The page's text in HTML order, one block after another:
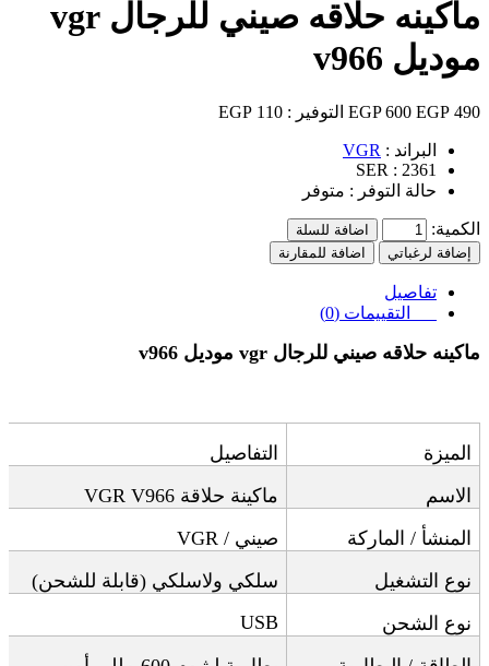
ماكينه حلاقه صيني للرجال vgr
موديل v966
490 EGP
600 EGP التوفير : 110 EGP
البراند : VGR
SER : 2361
حالة التوفر : متوفر
الكمية:
اضافة للسلة
إضافة لرغباتي
اضافة للمقارنة
تفاصيل
التقييمات (0)
ماكينه حلاقه صيني للرجال vgr موديل v966
الميزة
التفاصيل
الاسم
ماكينة حلاقةVGR V966
المنشأ / الماركة
صيني/ VGR
نوع التشغيل
سلكي ولاسلكي (قابلة للشحن)
نوع الشحن
USB